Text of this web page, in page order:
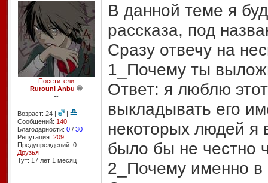
Посетители
Rurouni Anbu
--
Возраст: 24 |
|
Сообщений: 140
Благодарности: 0/ 30
Репутация: 209
Предупреждений: 0
Друзья
Тут: 17 лет 1 месяц
В данной теме я
рассказа, под
Сразу отвечу на
1_Почему ты
Ответ: я люблю
выкладывать его
некоторых людей я
было бы не честно
2_Почему именно в